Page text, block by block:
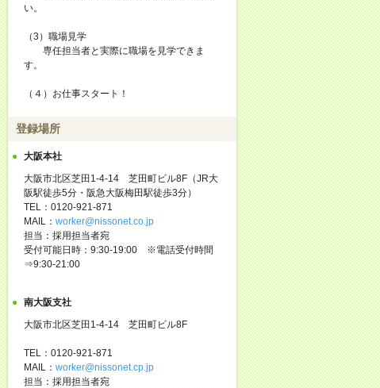
い。
（3）職場見学
専任担当者と実際に職場を見学できま
す。
（４）お仕事スタート！
登録場所
大阪本社
大阪市北区芝田1-4-14 芝田町ビル8F（JR大
阪駅徒歩5分・阪急大阪梅田駅徒歩3分）
TEL：0120-921-871
MAIL： worker@nissonet.co.jp
担当：採用担当者宛
受付可能日時：9:30-19:00 ※電話受付時間
⇒9:30-21:00
南大阪支社
大阪市北区芝田1-4-14 芝田町ビル8F
TEL：0120-921-871
MAIL： worker@nissonet.cp.jp
担当：採用担当者宛